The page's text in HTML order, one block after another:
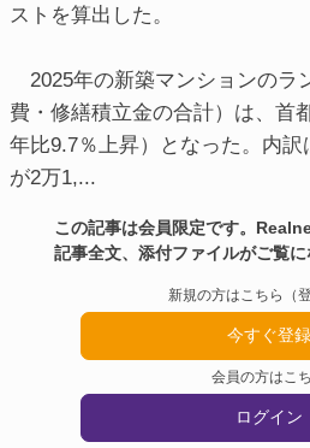
ストを算出した。
2025年の新築マンションのラ
費・修繕積立金の合計）は、首
年比9.7％上昇）となった。内
が2万1,...
この記事は会員限定です。
記事全文、添付ファイルがご覧に
新規の方はこちら（
今すぐ登録
会員の方はこ
ログイン